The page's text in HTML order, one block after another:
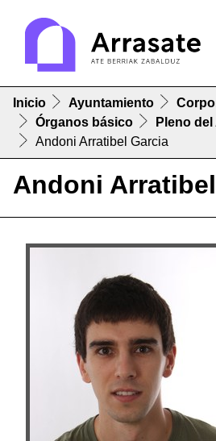
Inicio Ayuntamiento
Órganos básico
Pleno
Andoni Arratibel Garcia
Andoni